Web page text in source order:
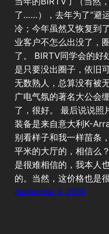
了……），去年为了“避
冷；今年虽然又恢复到
业客户不怎么出没了，
了。 BIRTV同学会的好
是只要没出圈子，依旧
无数熟人，总算没有被
广电气氛的著名大公会
了，很好。 最后说说照
装备是来自意大利K-
别看样子和我一样苗条
平米的大厅的，相信么
是很难相信的，我本人
的。当然，这价格也是
September 4, 2009